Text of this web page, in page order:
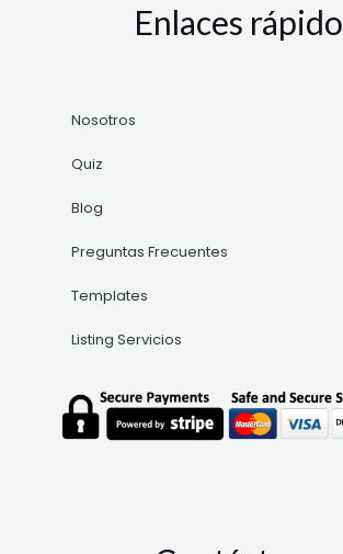
Enlaces
Nosotros
Quiz
Blog
Preguntas Frecuentes
Templates
Listing Servicios